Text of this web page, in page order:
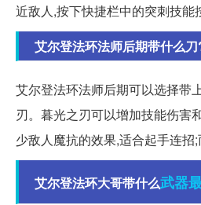
近敌人,按下快捷栏中的突刺技能
艾尔登法环法师后期带什么刀
艾尔登法环法师后期可以选择带
刃。暮光之刃可以增加技能伤害
少敌人魔抗的效果,适合起手连招;
艾尔登法环大哥带什么武器